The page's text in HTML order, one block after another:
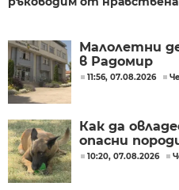
Малолетни
в Радомир
11:56, 07.08.2026
Как да
опасни
10:20, 07.08.2026